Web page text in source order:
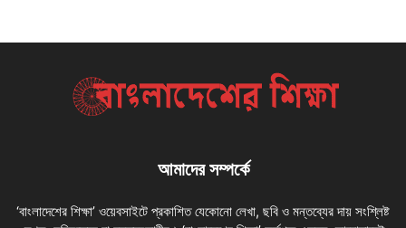
আমাদের সম্পর্কে
‘বাংলাদেশের শিক্ষা’ ওয়েবসাইটে প্রকাশিত যেকোনো লেখা, ছবি ও মন্তব্যের দায় সংশ্লিষ্ট